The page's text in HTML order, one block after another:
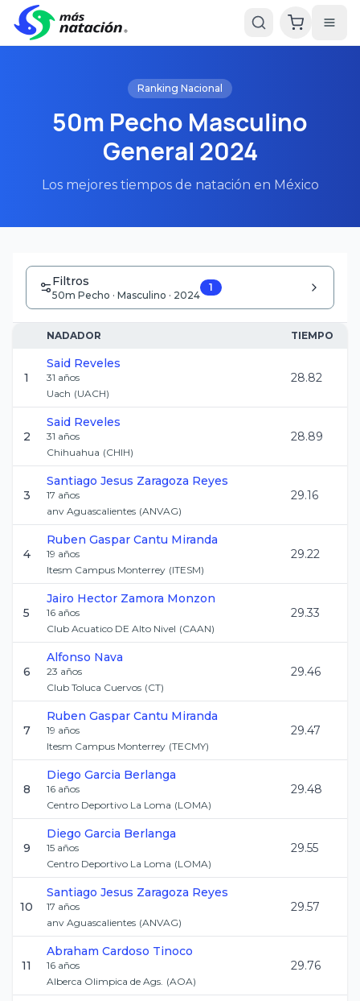
Ranking Nacional
50m Pecho Masculino
General 2024
Los mejores tiempos de natación en México
Filtros
50m Pecho · Masculino · 2024
1
NADADOR TIEMPO
1
Said Reveles
31 años
Uach (UACH)
28.82
2
Said Reveles
31 años
Chihuahua (CHIH)
28.89
3
Santiago Jesus Zaragoza Reyes
17 años
anv Aguascalientes (ANVAG)
29.16
4
Ruben Gaspar Cantu Miranda
19 años
Itesm Campus Monterrey (ITESM)
29.22
5
Jairo Hector Zamora Monzon
16 años
Club Acuatico DE Alto Nivel (CAAN)
29.33
6
Alfonso Nava
23 años
Club Toluca Cuervos (CT)
29.46
7
Ruben Gaspar Cantu Miranda
19 años
Itesm Campus Monterrey (TECMY)
29.47
8
Diego Garcia Berlanga
16 años
Centro Deportivo La Loma (LOMA)
29.48
9
Diego Garcia Berlanga
15 años
Centro Deportivo La Loma (LOMA)
29.55
10
Santiago Jesus Zaragoza Reyes
17 años
anv Aguascalientes (ANVAG)
29.57
11
Abraham Cardoso Tinoco
16 años
Alberca Olimpica de Ags. (AOA)
29.76